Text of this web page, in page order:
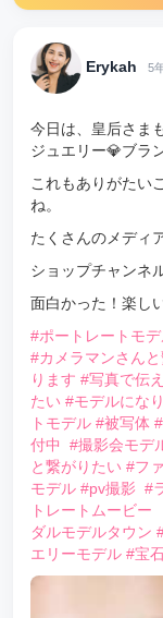
Erykah 5
今日は、皇后さま
ジュエリー💎ブラ
これもありがたい
ね。
たくさんのメディ
ショップチャンネ
面白かった！楽し
#ポートレートモ
#カメラマンさん
ります #写真で伝
たい #モデルにな
トモデル #被写体
付中
#撮影会モデ
と繋がりたい #フ
モデル #pv撮影 #
トレートムービー
ダルモデルタウン
エリーモデル #宝